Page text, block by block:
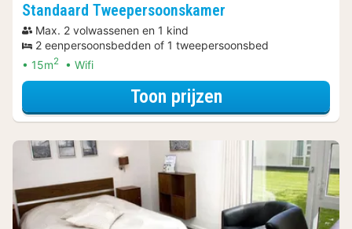
Standaard Tweepersoonskamer
Max. 2 volwassenen en 1 kind
2 eenpersoonsbedden of 1 tweepersoonsbed
15m2 Wifi
Toon prijzenvoor Relax